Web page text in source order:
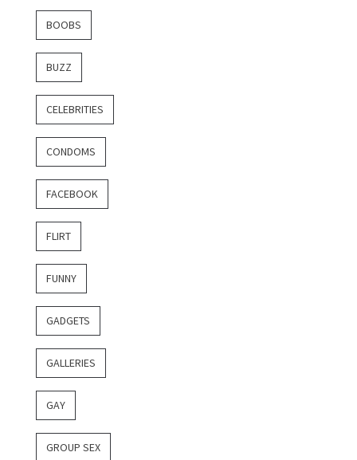
BOOBS
BUZZ
CELEBRITIES
CONDOMS
FACEBOOK
FLIRT
FUNNY
GADGETS
GALLERIES
GAY
GROUP SEX